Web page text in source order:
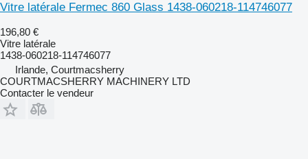
Vitre latérale Fermec 860 Glass 1438-060218-114746077
196,80 €
Vitre latérale
1438-060218-114746077
Irlande, Courtmacsherry
COURTMACSHERRY MACHINERY LTD
Contacter le vendeur